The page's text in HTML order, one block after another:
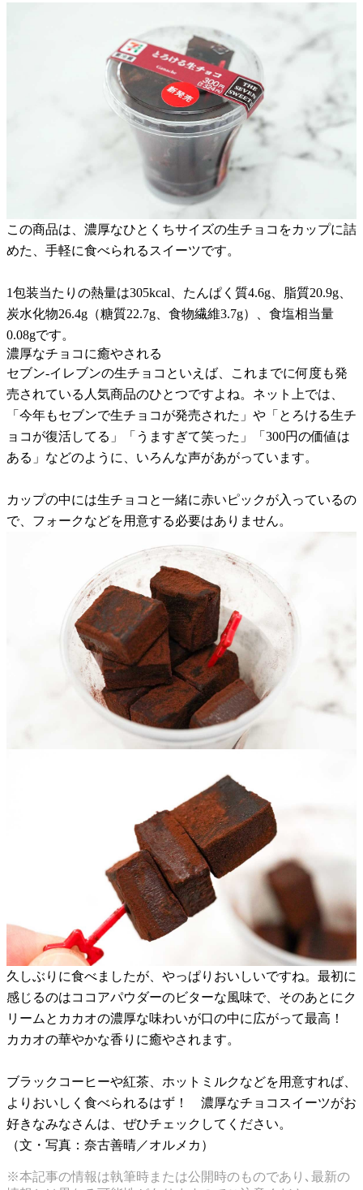
この商品は、濃厚なひとくちサイズの生チョコをカップに詰
めた、手軽に食べられるスイーツです。
1包装当たりの熱量は305kcal、たんぱく質4.6g、脂質20.9g、
炭水化物26.4g（糖質22.7g、食物繊維3.7g）、食塩相当量
0.08gです。
濃厚なチョコに癒やされる
セブン-イレブンの生チョコといえば、これまでに何度も発
売されている人気商品のひとつですよね。ネット上では、
「今年もセブンで生チョコが発売された」や「とろける生チ
ョコが復活してる」「うますぎて笑った」「300円の価値は
ある」などのように、いろんな声があがっています。
カップの中には生チョコと一緒に赤いピックが入っているの
で、フォークなどを用意する必要はありません。
久しぶりに食べましたが、やっぱりおいしいですね。最初に
感じるのはココアパウダーのビターな風味で、そのあとにク
リームとカカオの濃厚な味わいが口の中に広がって最高！
カカオの華やかな香りに癒やされます。
ブラックコーヒーや紅茶、ホットミルクなどを用意すれば、
よりおいしく食べられるはず！ 濃厚なチョコスイーツがお
好きなみなさんは、ぜひチェックしてください。
（文・写真：奈古善晴／オルメカ）
※本記事の情報は執筆時または公開時のものであり､最新の